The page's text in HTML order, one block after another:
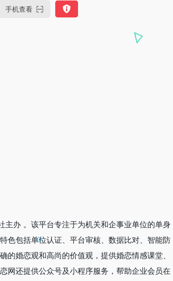
手机查看
办 。该平台专注于为机关和企事业单位的单身
色包括单位认证、平台审核、数据比对、智能防
婚恋观和高尚的价值观，提供婚恋情感课堂、
网还提供公众号及小程序服务，帮助企业会员在